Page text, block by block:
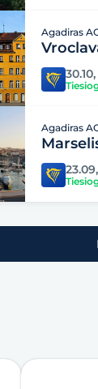
Agadiras
Agadiras